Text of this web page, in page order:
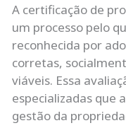
A certificação de
um processo pelo
reconhecida por
corretas,
viáveis. Essa
especializadas que
gestão da